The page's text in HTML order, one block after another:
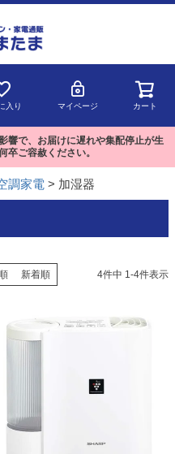
入り マイページ カート
響で、お届けに遅れや集配停止が生
卒ご容赦ください。
調家電 加湿器
新着順 4件中 1-4件表示